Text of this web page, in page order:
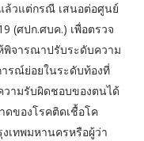
ล้วแต่กรณี เสนอต่อศูนย์
(ศปก.ศบค.) เพื่อตรวจ
พิจารณาปรับระดับความ
รณ์ย่อยในระดับท้องที่
วามรับผิดชอบของตนได้
ดของโรคติดเชื้อโค
เทพมหานครหรือผู้ว่า